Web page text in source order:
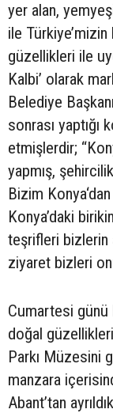
yer alan,
ile
güzellikleri ile
Kalbi’ olarak
Belediye
sonrası yaptığı
etmişlerdir;
yapmış,
Bizim
Konya’daki
teşrifleri bizlerin
ziyaret bizleri
Cumartesi günü
doğal
Parkı Müzesini
manzara
Abant’tan